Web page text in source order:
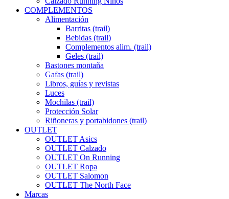
COMPLEMENTOS
Alimentación
Barritas (trail)
Bebidas (trail)
Complementos alim. (trail)
Geles (trail)
Bastones montaña
Gafas (trail)
Libros, guías y revistas
Luces
Mochilas (trail)
Protección Solar
Riñoneras y portabidones (trail)
OUTLET
OUTLET Asics
OUTLET Calzado
OUTLET On Running
OUTLET Ropa
OUTLET Salomon
OUTLET The North Face
Marcas